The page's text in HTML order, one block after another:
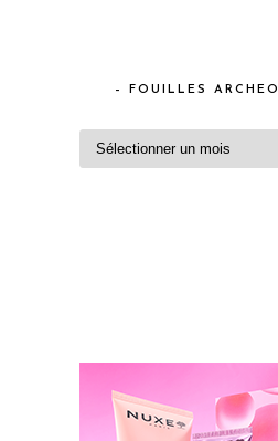
– FOUILLES